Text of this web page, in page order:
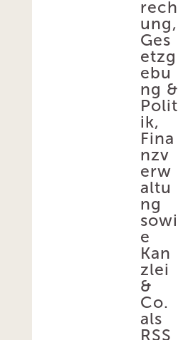
rech
ung,
Ges
etzg
ebu
ng &
Polit
ik,
Fina
nzv
erw
altu
ng
sowi
e
Kan
zlei
&
Co.
als
RSS